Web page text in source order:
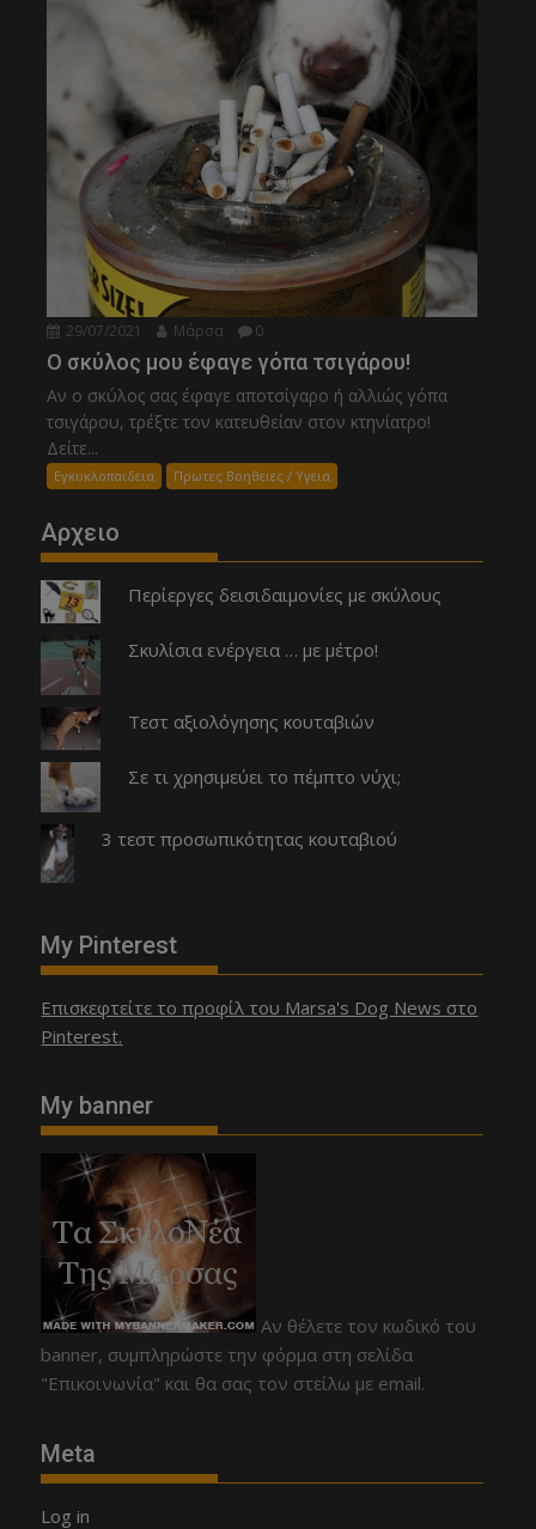
29/07/2021 Μάρσα 0
Ο σκύλος μου έφαγε γόπα τσιγάρου!
Αν ο σκύλος σας έφαγε αποτσίγαρο ή αλλιώς γόπα
τσιγάρου, τρέξτε τον κατευθείαν στον κτηνίατρο!
Δείτε...
Εγκυκλοπαιδεια Πρωτες Βοηθειες / Υγεια
Αρχειο
Περίεργες δεισιδαιμονίες με σκύλους
Σκυλίσια ενέργεια … με μέτρο!
Τεστ αξιολόγησης κουταβιών
Σε τι χρησιμεύει το πέμπτο νύχι;
3 τεστ προσωπικότητας κουταβιού
My Pinterest
Επισκεφτείτε το προφίλ του Marsa's Dog News στο
Pinterest.
My banner
Αν θέλετε τον κωδικό του
banner, συμπληρώστε την φόρμα στη σελίδα
"Επικοινωνία" και θα σας τον στείλω με email.
Meta
Log in